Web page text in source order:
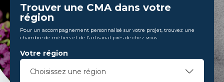
Trouver une CMA dans votre
région
Pour un accompagnement personnalisé sur votre projet, trouvez une
chambre de métiers et de l'artisanat près de chez vous.
Votre région